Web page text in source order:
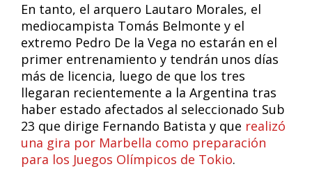
En tanto, el arquero Lautaro Morales, el
mediocampista Tomás Belmonte y el
extremo Pedro De la Vega no estarán en el
primer entrenamiento y tendrán unos días
más de licencia, luego de que los tres
llegaran recientemente a la Argentina tras
haber estado afectados al seleccionado Sub
23 que dirige Fernando Batista y que realizó
una gira por Marbella como preparación
para los Juegos Olímpicos de Tokio.